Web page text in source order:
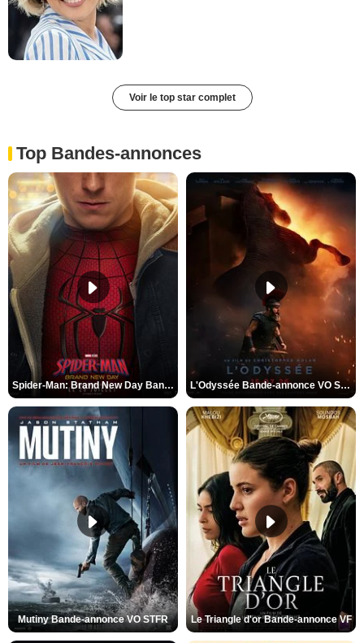
Voir le top star complet
Top Bandes-annonces
Spider-Man: Brand New Day Bande-annonce VO STFR L'Odyssée Bande-annonce VO STFR
Mutiny Bande-annonce VO STFR Le Triangle d'or Bande-annonce VF